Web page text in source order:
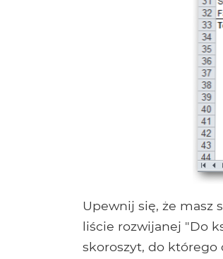
Upewnij się, że masz
liście rozwijanej "Do
skoroszyt, do którego